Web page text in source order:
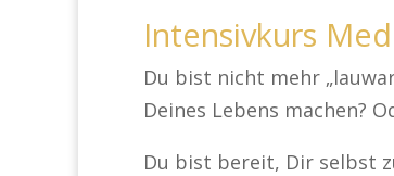
Intensivkurs
Du bist nicht mehr
Deines Lebens machen?
Du bist bereit, Dir selbst